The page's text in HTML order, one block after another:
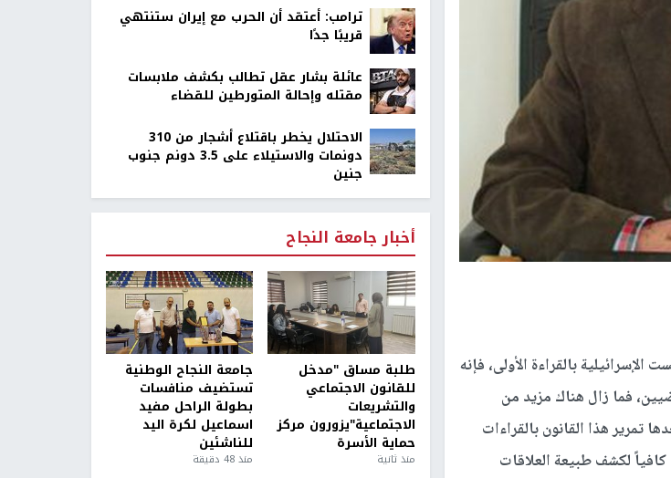
بالقراءة الأولى، فإنه
فما زال هناك مزيد من
تمرير هذا القانون بالقراءات
كافياً لكشف طبيعة العلاقات
ترامب: أعتقد أن الحرب مع إيران ستنتهي
قريبًا جدًا
عائلة بشار عقل تطالب بكشف ملابسات
مقتله وإحالة المتورطين للقضاء
الاحتلال يخطر باقتلاع أشجار من 310
دونمات والاستيلاء على 3.5 دونم جنوب
جنين
أخبار جامعة النجاح
طلبة مساق "مدخل
للقانون الاجتماعي
والتشريعات
الاجتماعية"يزورون مركز
حماية الأسرة
منذ ثانية
جامعة النجاح الوطنية
تستضيف منافسات
بطولة الراحل مفيد
اسماعيل لكرة اليد
للناشئين
منذ 48 دقيقة